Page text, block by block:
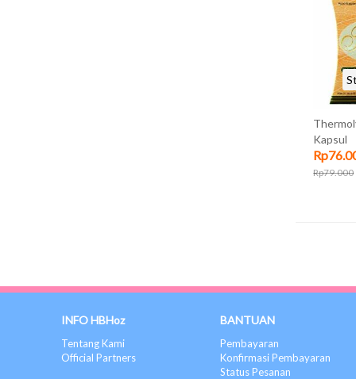
Cap Kapak (8)
Ever E (4)
Neo Rheumacyl (2)
Kapsul
Rp79.000
INFO HBHoz
Tentang Kami
Official Partners
BANTUAN
Pembayaran
Konfirmasi Pembayaran
Status Pesanan